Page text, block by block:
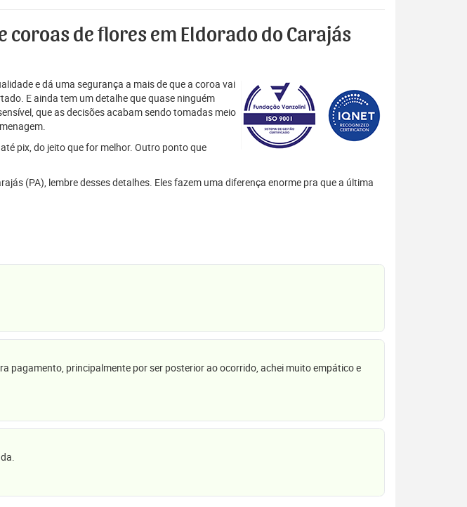
de flores em Eldorado do Carajás
e dá uma segurança a mais de que a coroa vai
E ainda tem um detalhe que quase ninguém
que as decisões acabam sendo tomadas meio
pix, do jeito que for melhor. Outro ponto que
(PA), lembre desses detalhes. Eles fazem uma diferença enorme pra que a última
pagamento, principalmente por ser posterior ao ocorrido, achei muito empático e